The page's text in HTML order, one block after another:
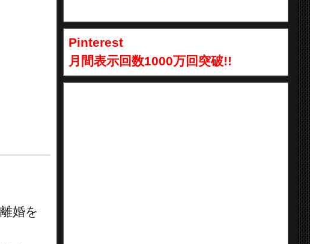
婚を
Pinterest
月間表示回数1000万回突破!!